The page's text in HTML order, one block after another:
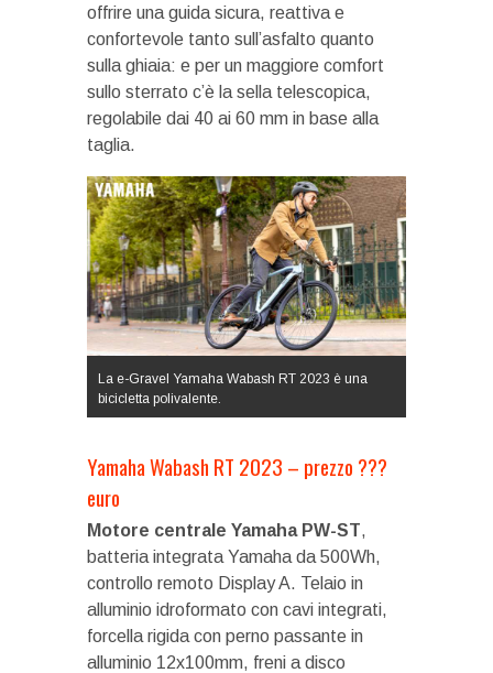
offrire una guida sicura, reattiva e
confortevole tanto sull’asfalto quanto
sulla ghiaia: e per un maggiore comfort
sullo sterrato c’è la sella telescopica,
regolabile dai 40 ai 60 mm in base alla
taglia.
La e-Gravel Yamaha Wabash RT 2023 è una
bicicletta polivalente.
Yamaha Wabash RT 2023 – prezzo ???
euro
Motore centrale Yamaha PW-ST,
batteria integrata Yamaha da 500Wh,
controllo remoto Display A. Telaio in
alluminio idroformato con cavi integrati,
forcella rigida con perno passante in
alluminio 12x100mm, freni a disco